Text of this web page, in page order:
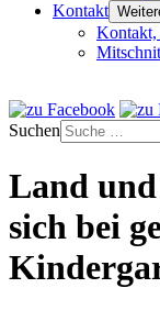
Kontakt
Kontakt,
Suchen
Land
sich bei